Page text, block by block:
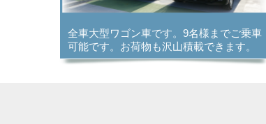
全車大型ワゴン車です。9名様までご乗車
可能です。お荷物も沢山積載できます。